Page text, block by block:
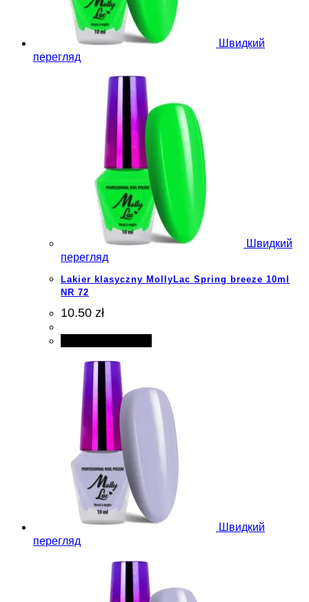
Швидкий
перегляд
Швидкий
перегляд
Lakier klasyczny MollyLac Spring breeze 10ml
NR 72
10.50 zł
Швидкий
перегляд